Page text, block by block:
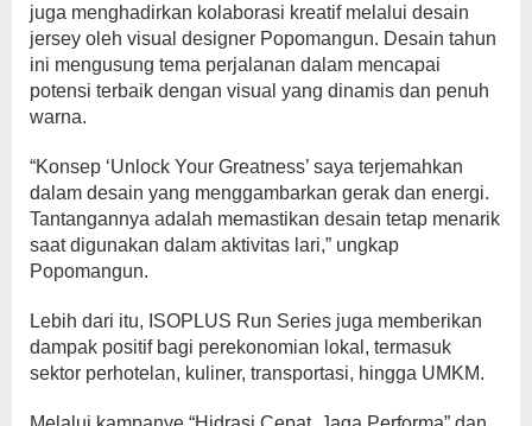
juga menghadirkan kolaborasi kreatif melalui desain
jersey oleh visual designer Popomangun. Desain tahun
ini mengusung tema perjalanan dalam mencapai
potensi terbaik dengan visual yang dinamis dan penuh
warna.
“Konsep ‘Unlock Your Greatness’ saya terjemahkan
dalam desain yang menggambarkan gerak dan energi.
Tantangannya adalah memastikan desain tetap menarik
saat digunakan dalam aktivitas lari,” ungkap
Popomangun.
Lebih dari itu, ISOPLUS Run Series juga memberikan
dampak positif bagi perekonomian lokal, termasuk
sektor perhotelan, kuliner, transportasi, hingga UMKM.